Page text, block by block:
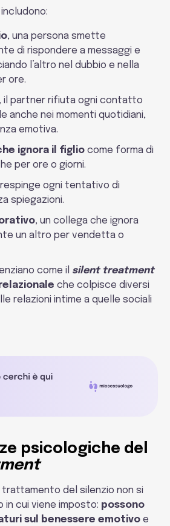
, una persona smette
di rispondere a messaggi e
l’altro nel dubbio e nella
ore.
, il partner rifiuta ogni contatto
anche nei momenti quotidiani,
emotiva.
ignora il figlio come forma di
per ore o giorni.
respinge ogni tentativo di
spiegazioni.
, un collega che ignora
un altro per vendetta o
come il silent treatment
che colpisce diversi
relazioni intime a quelle sociali
psicologiche del
trattamento del silenzio non si
in cui viene imposto: possono
sul benessere emotivo e